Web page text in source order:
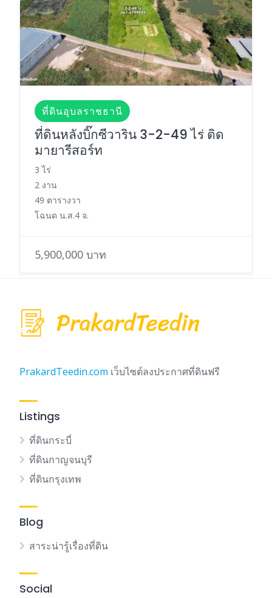
ที่ดินอุบลราชธานี
ที่ดินหลังบิ๊กซีวาริน 3-2-49 ไร่ ติด
มายารีสอร์ท
3 ไร่
2 งาน
49 ตารางวา
โฉนด น.ส.4 จ.
5,900,000 บาท
PrakardTeedin.com เว็บไซต์ลงประกาศที่ดินฟรี
Listings
ที่ดินกระบี่
ที่ดินกาญจนบุรี
ที่ดินกรุงเทพ
Blog
สาระน่ารู้เรื่องที่ดิน
Social